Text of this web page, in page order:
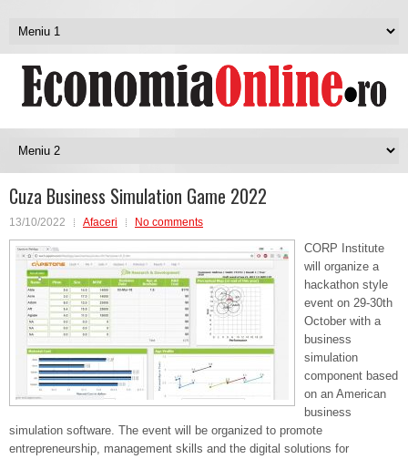
Cuza Business Simulation Game 2022
13/10/2022 Afaceri No comments
CORP Institute
will organize a
hackathon style
event on 29-30th
October with a
business
simulation
component based
on an American
business
simulation software. The event will be organized to promote
entrepreneurship, management skills and the digital solutions for